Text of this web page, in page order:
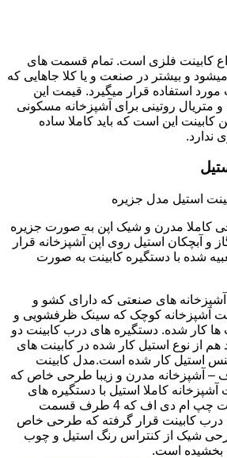
کابینت فلزی است. تمام قسمت های
و بیشتر در صنعت و یا کلا جاهایی که
استفاده قرار میگیرد. قیمت این
متریال روتینی برای آشپزخانه مسکونی
کابینت این است که باید کاملا ساده
ندارد.
استیل مدل جزیره
کاملا مدرن و شیک اپن به صورت جزیره
و آبچکان استیل روی اپن آشپزخانه قرار
شده با دستگیره کابینت به صورت
های صنعتی که دارای کشو و
آشپزخانه کوچک که سینک ظرفشویی و
ها کار شده. دستگیره های درب کابینت دو
هم از نوع استیل کار شده در کابینت های
استیل کار شده است.مدل کابینت
– آشپزخانه مدرن و زیبا طرحی خاص که
کاملا استیل با دستگیره های
بزرگ و کابینت های سمت چپ ام دی اف که 4 طرف قسمت
درب کابینت قرار گرفته که طرحی خاص
شیک از کنتراس رنگ استیل و چوب
بخشیده است.